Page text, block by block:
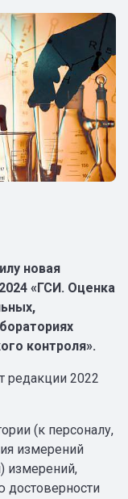
новая
«ГСИ. Оценка
контроля».
редакции 2022
(к персоналу,
измерений
измерений,
достоверности